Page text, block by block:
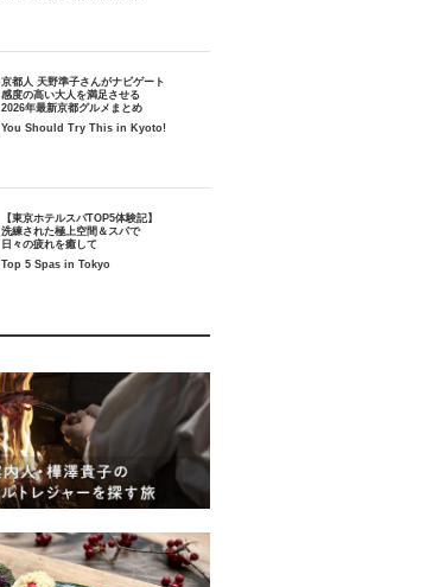
京都人 天野準子さんがナビゲート
感度の高い大人を満足させる
2026年最新京都グルメまとめ
You Should Try This in Kyoto!
【東京ホテルスパTOP5体験記】
洗練された極上空間＆スパで
日々の疲れを癒して
Top 5 Spas in Tokyo